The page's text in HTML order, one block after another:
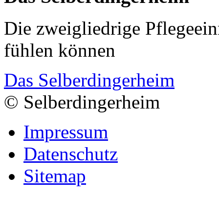
Die zweigliedrige
fühlen können
Das Selberdingerheim
© Selberdingerheim
Impressum
Datenschutz
Sitemap